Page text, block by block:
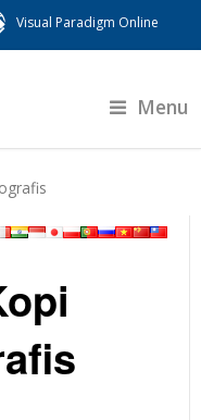
Visual Paradigm Online
Menu